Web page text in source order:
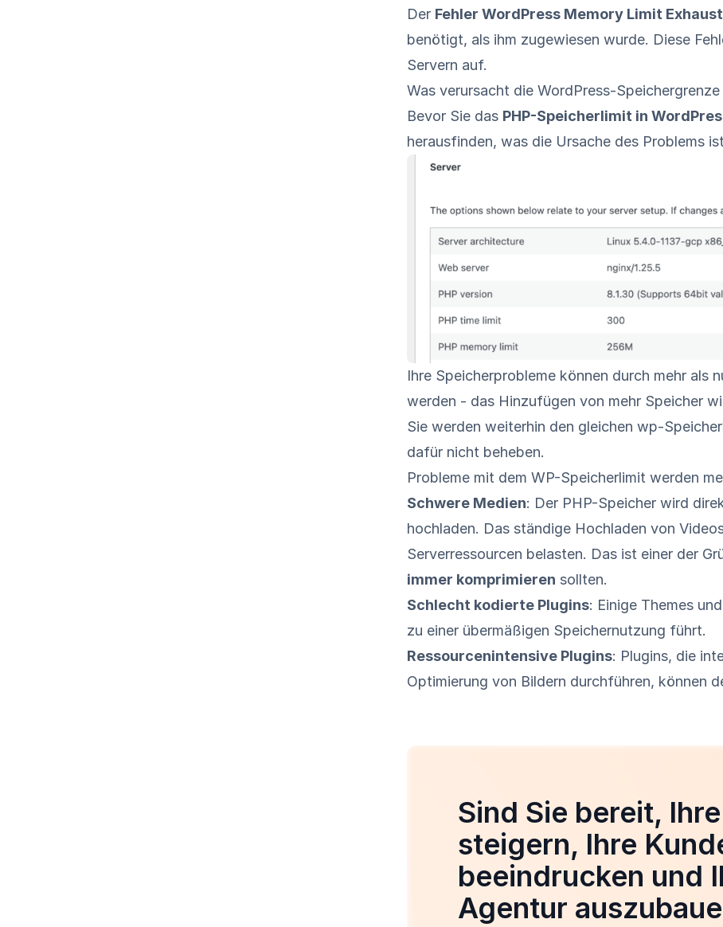
Der Fehler WordPress Memory Limit
benötigt, als ihm zugewiesen wurde. Diese
Servern auf.
Was verursacht die WordPress-
Bevor Sie das PHP-Speicherlimit in
herausfinden, was die Ursache des Problems
Ihre Speicherprobleme können durch mehr als
werden - das Hinzufügen von mehr Speicher
Sie werden weiterhin den gleichen wp-
dafür nicht beheben.
Probleme mit dem WP-Speicherlimit werden
Schwere Medien: Der PHP-Speicher wird
hochladen. Das ständige Hochladen von
Serverressourcen belasten. Das ist einer der
immer komprimieren sollten.
Schlecht kodierte Plugins: Einige Themes
zu einer übermäßigen Speichernutzung führt.
Ressourcenintensive Plugins: Plugins, die
Optimierung von Bildern durchführen, können
Sind Sie bereit,
steigern, Ihre
beeindrucken und
Agentur